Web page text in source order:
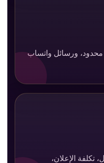
ورسائل واتساب
تكلفة الإعلان،